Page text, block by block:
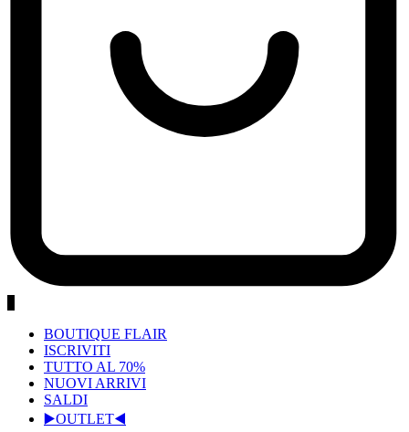
BOUTIQUE FLAIR
ISCRIVITI
TUTTO AL 70%
NUOVI ARRIVI
SALDI
▶️OUTLET◀️